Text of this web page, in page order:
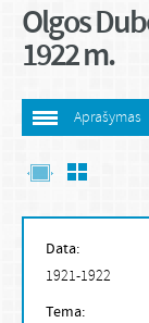
Olgos
1922 m.
Aprašymas
Data:
1921-1922
Tema: